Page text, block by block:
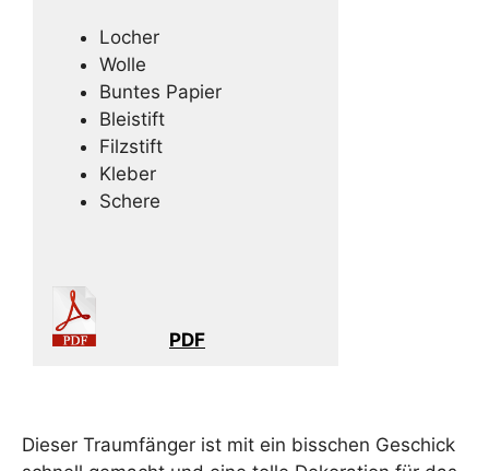
Locher
Wolle
Buntes Papier
Bleistift
Filzstift
Kleber
Schere
PDF
Dieser Traumfänger ist mit ein bisschen Geschick